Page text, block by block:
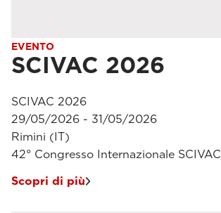
EVENTO
SCIVAC 2026
SCIVAC 2026
29/05/2026 - 31/05/2026
Rimini (IT)
42° Congresso Internazionale SCIVAC
Scopri di più